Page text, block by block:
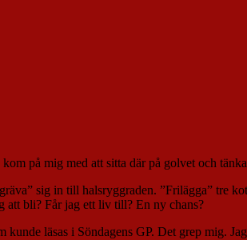
på mig med att sitta där på golvet och
sig in till halsryggraden. ”Frilägga” tre
att bli? Får jag ett liv till? En ny chans?
läsas i Söndagens GP. Det grep mig.